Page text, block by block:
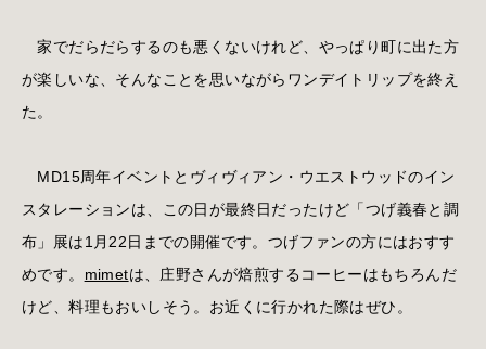
家でだらだらするのも悪くないけれど、やっぱり町に出た方
が楽しいな、そんなことを思いながらワンデイトリップを終え
た。
MD15周年イベントとヴィヴィアン・ウエストウッドのイン
スタレーションは、この日が最終日だったけど「つげ義春と調
布」展は1月22日までの開催です。つげファンの方にはおすす
めです。 mimetは、庄野さんが焙煎するコーヒーはもちろんだ
けど、料理もおいしそう。お近くに行かれた際はぜひ。